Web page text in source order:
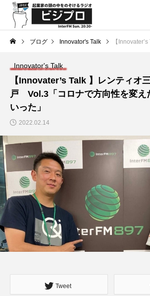
起業家による起業家のためのメディア
INNOVATOR’S TALK スタートアップコラ
Category
TAG LIST
D2C DX M&A
SNSマーケティング インカムゲイ
インタビュ＾ インタビュー
キャピタルゲイン コト消費
ビジネスフレームワーク フリー
保育事業 個人事
ブログ Innovator's Talk 【Innovater’s Talk 】レンティオ三輪
Innovator's Talk
【Innovater’s Talk 】レンティオ
戸 Vol.3「コロナで方向性を変え
いった」
2022.02.14
Tweet